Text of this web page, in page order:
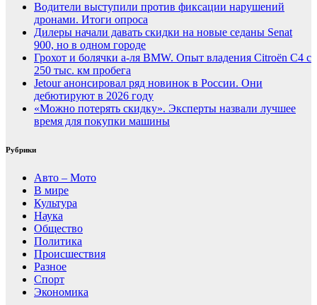
Водители выступили против фиксации нарушений
дронами. Итоги опроса
Дилеры начали давать скидки на новые седаны Senat
900, но в одном городе
Грохот и болячки а-ля BMW. Опыт владения Citroёn C4 с
250 тыс. км пробега
Jetour анонсировал ряд новинок в России. Они
дебютируют в 2026 году
«Можно потерять скидку». Эксперты назвали лучшее
время для покупки машины
Рубрики
Авто – Мото
В мире
Культура
Наука
Общество
Политика
Происшествия
Разное
Спорт
Экономика